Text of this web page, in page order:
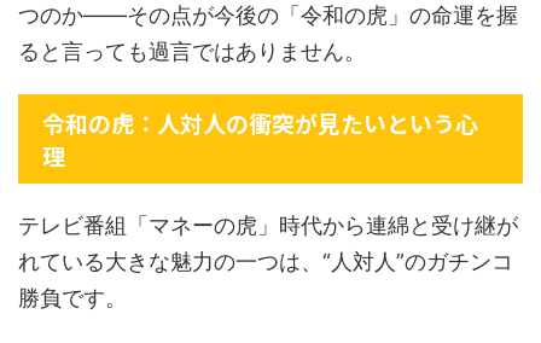
つのか――その点が今後の「令和の虎」の命運を握
ると言っても過言ではありません。
令和の虎：人対人の衝突が見たいという心
理
テレビ番組「マネーの虎」時代から連綿と受け継が
れている大きな魅力の一つは、“人対人”のガチンコ
勝負です。